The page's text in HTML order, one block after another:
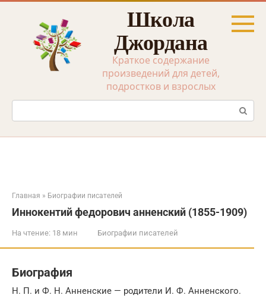
Перейти
Школа
Джордана
Краткое содержание
произведений для детей,
подростков и взрослых
Поиск:
Главная » Биографии писателей
Иннокентий федорович анненский (1855-1909)
На чтение: 18 мин Биографии писателей
Биография
Н. П. и Ф. Н. Анненские — родители И. Ф. Анненского.